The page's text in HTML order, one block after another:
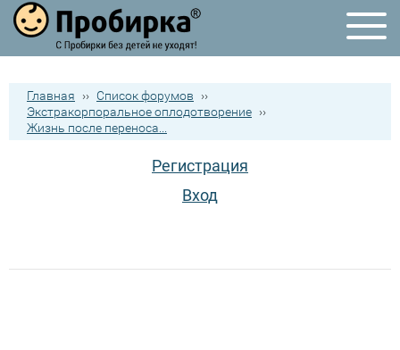
Главная ›› Список форумов
››
Экстракорпоральное оплодотворение ››
Жизнь после переноса...
Регистрация
Вход